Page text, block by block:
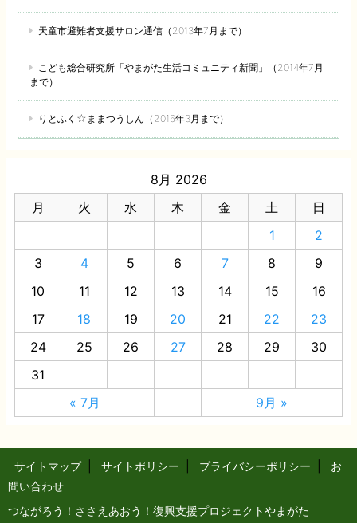
天童市避難者支援サロン通信（2013年7月まで）
こども総合研究所「やまがた生活コミュニティ新聞」（2014年7月
まで）
りとふく☆ままつうしん（2016年3月まで）
8月 2026
月
火 水 木 金 土
日
1
2
3
4 5 6 7 8
9
10
11 12 13 14 15
16
17
18 19 20 21 22
23
24
25 26 27 28 29
30
31
« 7月
9月 »
サイトマップ サイトポリシー プライバシーポリシー
お
問い合わせ
つながろう！ささえあおう！復興支援プロジェクトやまがた